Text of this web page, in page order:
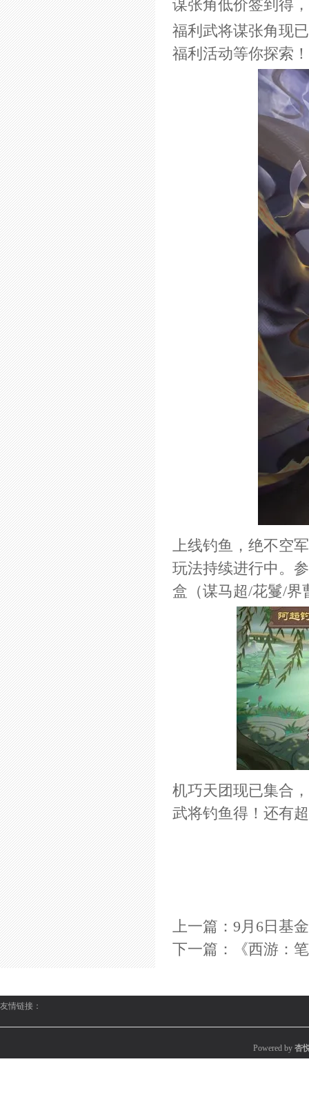
谋张角低价签到得
福利武将谋张角现
福利活动等你探索！
上线钓鱼，绝不空
玩法持续进行中。
盒（谋马超/花鬘/界
机巧天团现已集合
武将钓鱼得！还有
上一篇： 9月6日基
下一篇：
《西游：
友情链接：
Powered by 杏